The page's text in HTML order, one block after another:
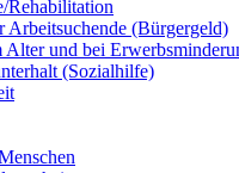
Rehabilitation
Arbeitsuchende (Bürgergeld)
Alter und bei
(Sozialhilfe)